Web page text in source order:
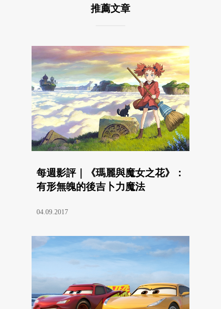
推薦文章
每週影評｜《瑪麗與魔女之花》：
有形無魄的後吉卜力魔法
04.09.2017